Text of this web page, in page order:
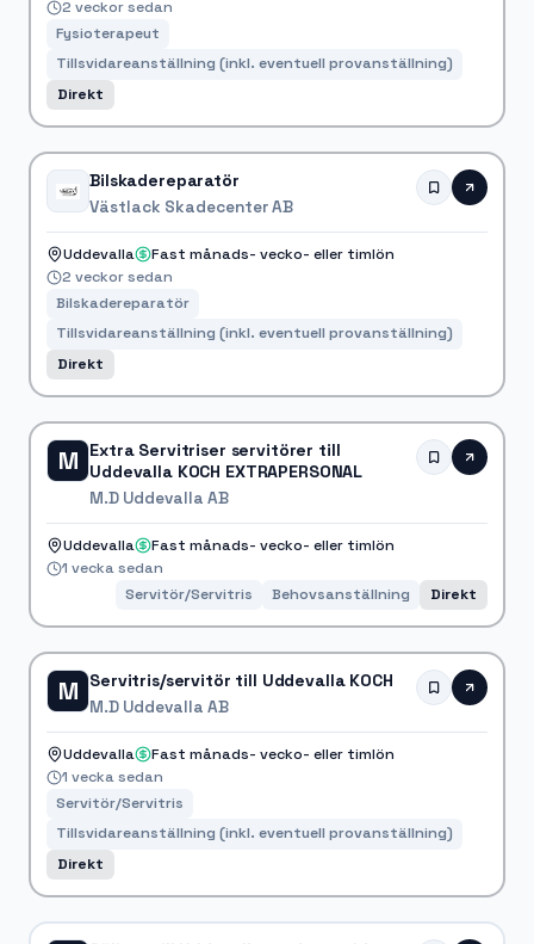
2 veckor sedan
Fysioterapeut
Tillsvidareanställning (inkl. eventuell provanställning)
Direkt
Bilskadereparatör
Västlack Skadecenter AB
Uddevalla
Fast månads- vecko- eller timlön
2 veckor sedan
Bilskadereparatör
Tillsvidareanställning (inkl. eventuell provanställning)
Direkt
M
Extra Servitriser servitörer till
Uddevalla KOCH EXTRAPERSONAL
M.D Uddevalla AB
Uddevalla
Fast månads- vecko- eller timlön
1 vecka sedan
Servitör/Servitris
Behovsanställning Direkt
M Servitris/servitör till Uddevalla KOCH
M.D Uddevalla AB
Uddevalla
Fast månads- vecko- eller timlön
1 vecka sedan
Servitör/Servitris
Tillsvidareanställning (inkl. eventuell provanställning)
Direkt